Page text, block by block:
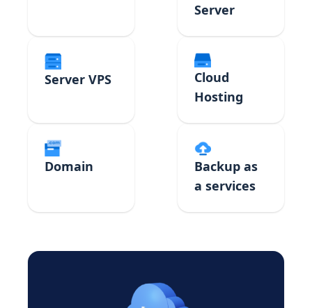
Server
Server VPS
Cloud
Hosting
Domain
Backup as
a services